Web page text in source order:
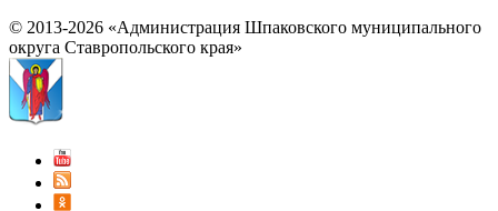
© 2013-2026 «Администрация Шпаковского муниципального
округа Ставропольского края»